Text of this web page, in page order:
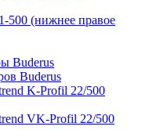
500 (нижнее правое
Buderus
Buderus
K-Profil 22/500
VK-Profil 22/500